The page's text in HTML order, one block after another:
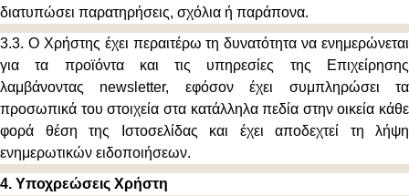
διατυπώσει παρατηρήσεις, σχόλια ή παράπονα.
3.3. Ο Χρήστης έχει περαιτέρω τη δυνατότητα να ενημερώνεται
για τα προϊόντα και τις υπηρεσίες της Επιχείρησης
λαμβάνοντας newsletter, εφόσον έχει συμπληρώσει τα
προσωπικά του στοιχεία στα κατάλληλα πεδία στην οικεία κάθε
φορά θέση της Ιστοσελίδας και έχει αποδεχτεί τη λήψη
ενημερωτικών ειδοποιήσεων.
4. Υποχρεώσεις Χρήστη